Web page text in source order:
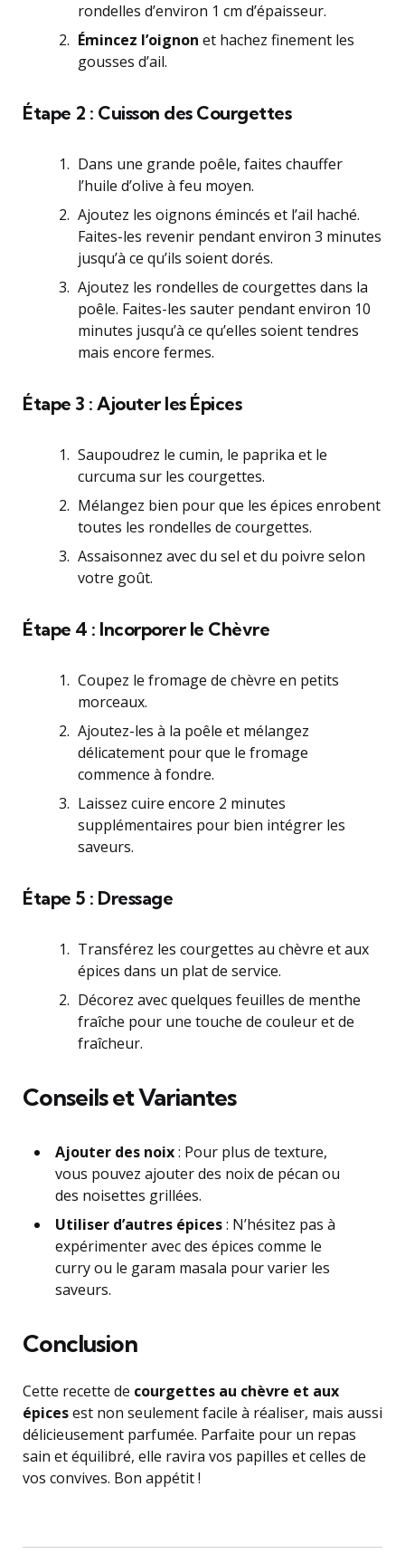
rondelles d’environ 1 cm d’épaisseur.
Émincez l’oignon et hachez finement les
gousses d’ail.
Étape 2 : Cuisson des Courgettes
Dans une grande poêle, faites chauffer
l’huile d’olive à feu moyen.
Ajoutez les oignons émincés et l’ail haché.
Faites-les revenir pendant environ 3 minutes
jusqu’à ce qu’ils soient dorés.
Ajoutez les rondelles de courgettes dans la
poêle. Faites-les sauter pendant environ 10
minutes jusqu’à ce qu’elles soient tendres
mais encore fermes.
Étape 3 : Ajouter les Épices
Saupoudrez le cumin, le paprika et le
curcuma sur les courgettes.
Mélangez bien pour que les épices enrobent
toutes les rondelles de courgettes.
Assaisonnez avec du sel et du poivre selon
votre goût.
Étape 4 : Incorporer le Chèvre
Coupez le fromage de chèvre en petits
morceaux.
Ajoutez-les à la poêle et mélangez
délicatement pour que le fromage
commence à fondre.
Laissez cuire encore 2 minutes
supplémentaires pour bien intégrer les
saveurs.
Étape 5 : Dressage
Transférez les courgettes au chèvre et aux
épices dans un plat de service.
Décorez avec quelques feuilles de menthe
fraîche pour une touche de couleur et de
fraîcheur.
Conseils et Variantes
Ajouter des noix: Pour plus de texture,
vous pouvez ajouter des noix de pécan ou
des noisettes grillées.
Utiliser d’autres épices: N’hésitez pas à
expérimenter avec des épices comme le
curry ou le garam masala pour varier les
saveurs.
Conclusion
Cette recette de courgettes au chèvre et aux
épicesest non seulement facile à réaliser, mais aussi
délicieusement parfumée. Parfaite pour un repas
sain et équilibré, elle ravira vos papilles et celles de
vos convives. Bon appétit !